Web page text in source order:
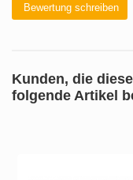
Bewertung schreiben
Kunden, die
folgende Artikel